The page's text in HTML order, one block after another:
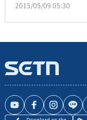
聰明，沈進忠2007
2015/05/09 05:30